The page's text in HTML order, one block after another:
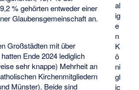
al
ig
e
n
K
ö
ni
gl
ic
% gehörten entweder einer
Glaubensgemeinschaft an.
Großstädten mit über
Ende 2024 lediglich
sehr knappe) Mehrheit an
Kirchenmitgliedern
Münster). Beide sind